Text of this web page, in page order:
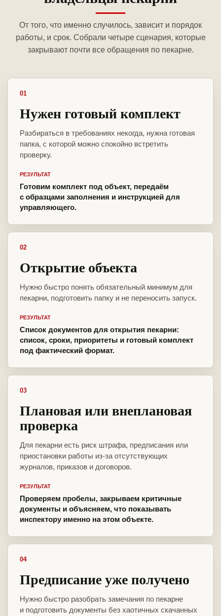
От того, что именно случилось, зависит и порядок
работы, и срок. Собрали четыре сценария, которые
закрывают почти все обращения по пекарне.
01
Нужен готовый комплект
Разбираться в требованиях некогда, нужна готовая
папка, с которой можно спокойно встретить
проверку.
РЕЗУЛЬТАТ
Готовим комплект под объект, передаём
с образцами заполнения и инструкцией для
управляющего.
02
Открытие объекта
Нужно быстро понять обязательный минимум для
пекарни, подготовить папку и не переносить запуск.
РЕЗУЛЬТАТ
Список документов для открытия пекарни:
список, сроки, приоритеты и готовый комплект
под фактический формат.
03
Плановая или внеплановая
проверка
Для пекарни есть риск штрафа, предписания или
приостановки работы из-за отсутствующих
журналов, приказов и договоров.
РЕЗУЛЬТАТ
Проверяем пробелы, закрываем критичные
документы и объясняем, что показывать
инспектору именно на этом объекте.
04
Предписание уже получено
Нужно быстро разобрать замечания по пекарне
и подготовить документы без хаотичных скачанных